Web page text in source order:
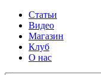
Статьи
Видео
Магазин
Клуб
О нас